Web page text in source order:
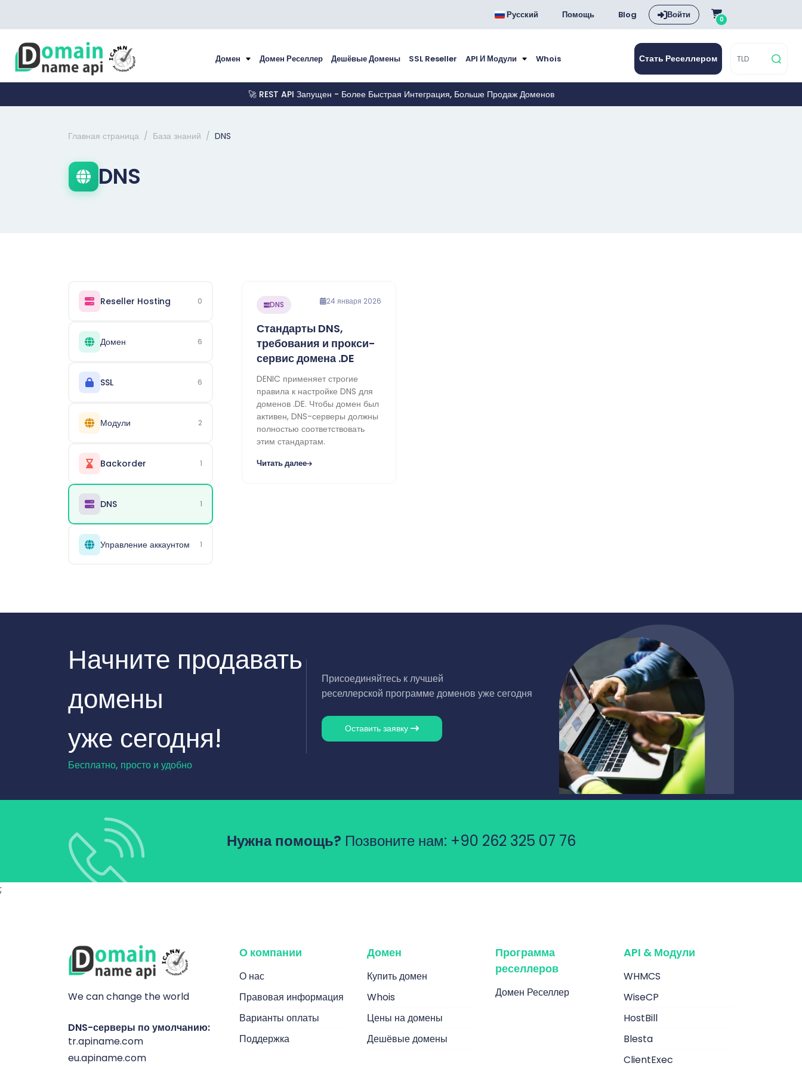
Русский Помощь Blog Войти 0
Домен Домен Реселлер Дешёвые Домены SSL Reseller API И Модули Whois Стать Реселлером
🚀 REST API Запущен - Более Быстрая Интеграция, Больше Продаж Доменов
Главная страница База знаний DNS
DNS
Reseller Hosting 0
Домен 6
SSL 6
Модули 2
Backorder 1
DNS 1
Управление аккаунтом 1
DNS 24 января 2026
Стандарты DNS,
требования и прокси-
сервис домена .DE
DENIC применяет строгие
правила к настройке DNS для
доменов .DE. Чтобы домен был
активен, DNS-серверы должны
полностью соответствовать
этим стандартам.
Читать далее
Начните продавать
домены
уже сегодня!
Бесплатно, просто и удобно
Присоединяйтесь к лучшей
реселлерской программе доменов уже сегодня
Оставить заявку
Нужна помощь? Позвоните нам: +90 262 325 07 76
;
We can change the world
DNS-серверы по умолчанию:
tr.apiname.com
eu.apiname.com
О компании
О нас
Правовая информация
Варианты оплаты
Поддержка
Домен
Купить домен
Whois
Цены на домены
Дешёвые домены
Программа
реселлеров
Домен Реселлер
API & Модули
WHMCS
WiseCP
HostBill
Blesta
ClientExec